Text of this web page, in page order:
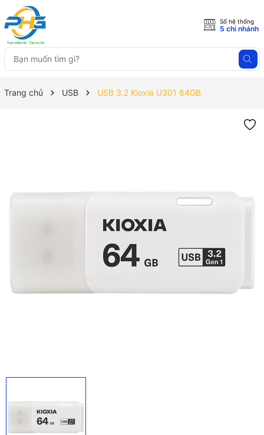
Số hệ thống
5 chi nhánh
Trang chủ USB USB 3.2 Kioxia U301 64GB